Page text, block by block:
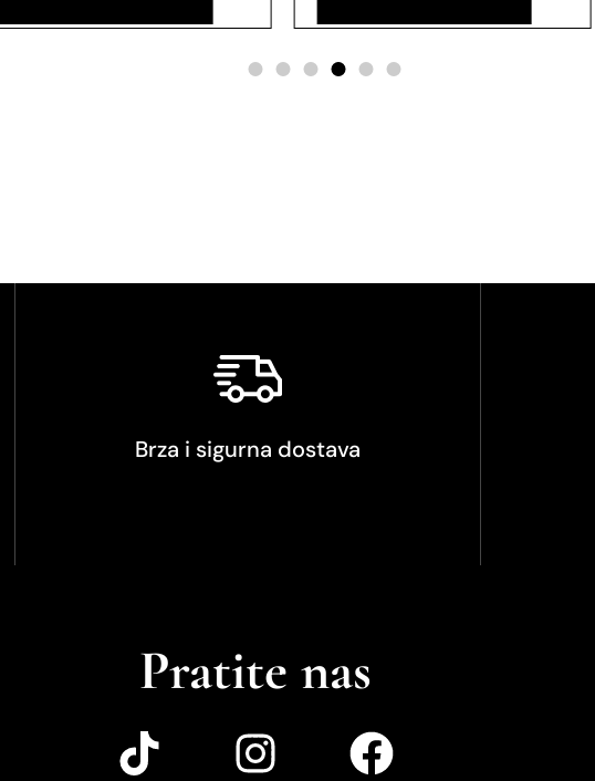
Brza i sigurna dostava
Pratite nas